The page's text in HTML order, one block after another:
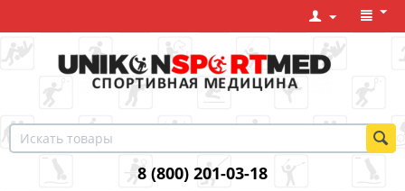
8 (800) 201-03-18